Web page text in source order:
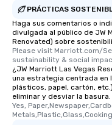
PRÁCTICAS
Haga sus comentarios o
divulgada al público de JW
Renovated) sobre
Please visit Marriott.com/
sustainability & social
¿JW Marriott Las Vegas
una estrategia centrada en
plásticos, papel, cartón,
eliminar y desviar la basura.
Yes,